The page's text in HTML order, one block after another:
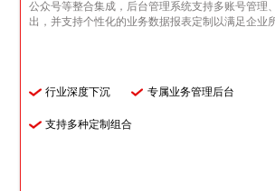
公众号等整合集成，后台管理系统支持多账号管理
出，并支持个性化的业务数据报表定制以满足企业
行业深度下沉 专属业务管理后台
支持多种定制组合